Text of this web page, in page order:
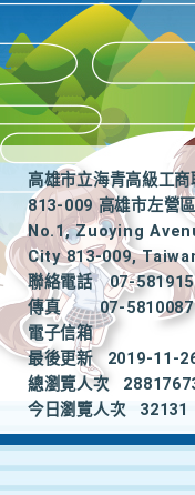
高雄市立海青高級工
813-009 高雄市左營
No.1, Zuoying
City 813-009,
聯絡電話
07-
傳真
07-5810087
電子信箱
最後更新
2019-11-
總瀏覽人次
今日瀏覽人次
32131